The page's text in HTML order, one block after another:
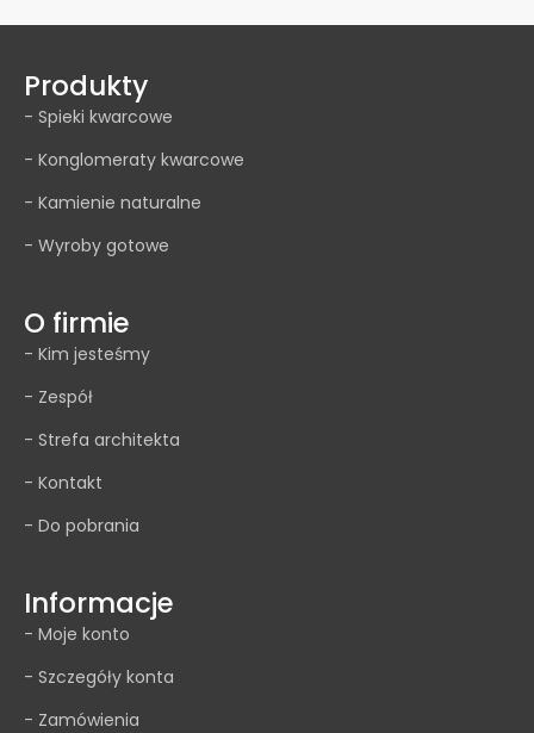
Produkty
- Spieki kwarcowe
- Konglomeraty kwarcowe
- Kamienie naturalne
- Wyroby gotowe
O firmie
- Kim jesteśmy
- Zespół
- Strefa architekta
- Kontakt
- Do pobrania
Informacje
- Moje konto
- Szczegóły konta
- Zamówienia